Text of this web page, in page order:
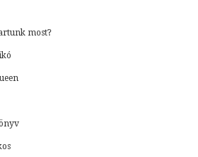
most?